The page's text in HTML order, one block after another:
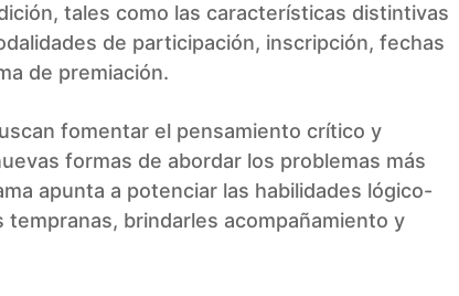
tales como las características distintivas
de participación, inscripción, fechas
de premiación.
fomentar el pensamiento crítico y
formas de abordar los problemas más
apunta a potenciar las habilidades lógico-
brindarles acompañamiento y